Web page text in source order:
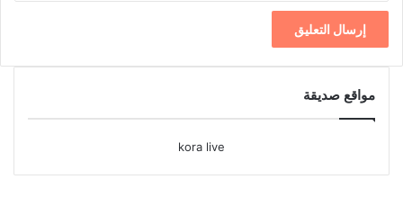
مواقع صديقة
kora live